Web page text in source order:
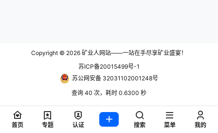
Copyright © 2026 矿业人网站——一站在手尽享矿业盛宴！
苏ICP备20015499号-1
苏公网安备 32031102001248号
查询 40 次，耗时 0.6300 秒
首页 专题 认证 搜索 菜单 我的